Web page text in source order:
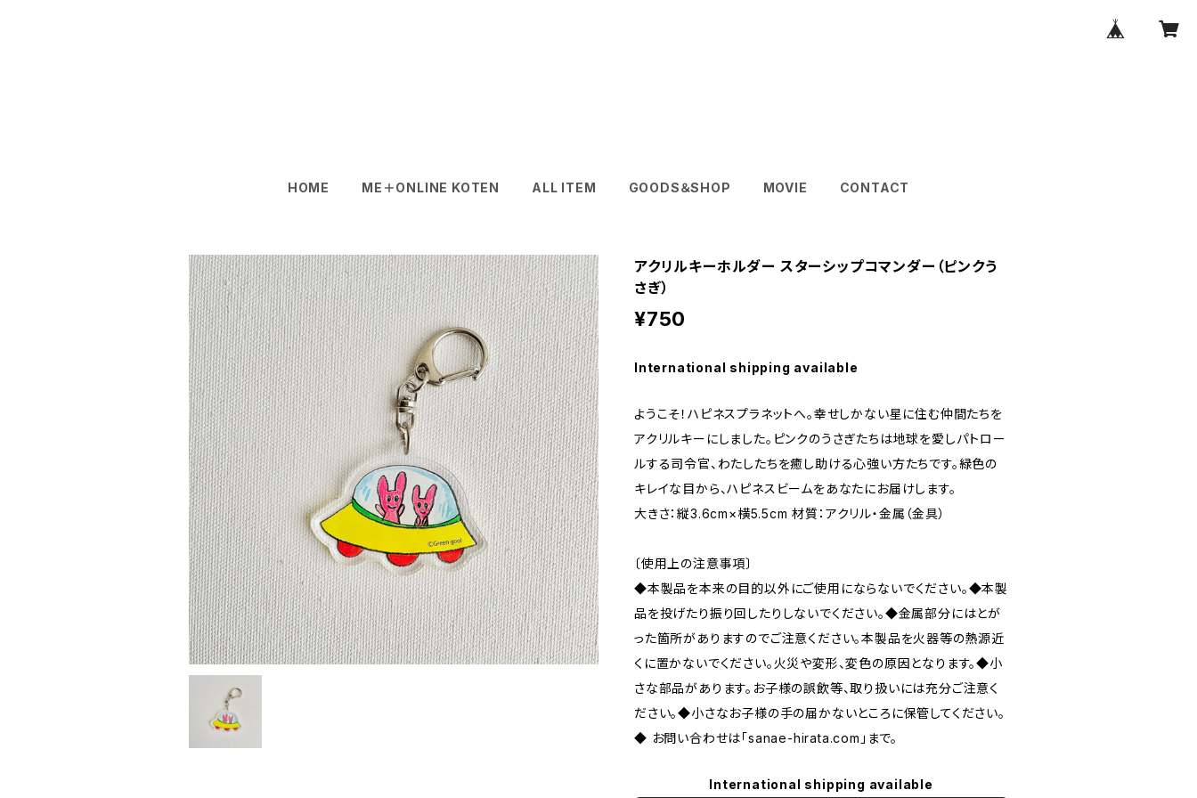
HOME ME＋ONLINE KOTEN ALL ITEM GOODS＆SHOP MOVIE CONTACT
アクリルキーホルダー スターシップコマンダー（ピンクう
さぎ）
¥750
International shipping available
ようこそ！ハピネスプラネットへ。幸せしかない星に住む仲間たちを
アクリルキーにしました。ピンクのうさぎたちは地球を愛しパトロー
ルする司令官、わたしたちを癒し助ける心強い方たちです。緑色の
キレイな目から、ハピネスビームをあなたにお届けします。
大きさ：縦3.6cm×横5.5cm 材質：アクリル・金属（金具）
〔使用上の注意事項〕
◆本製品を本来の目的以外にご使用にならないでください。◆本製
品を投げたり振り回したりしないでください。◆金属部分にはとが
った箇所がありますのでご注意ください。本製品を火器等の熱源近
くに置かないでください。火災や変形、変色の原因となります。◆小
さな部品があります。お子様の誤飲等、取り扱いには充分ご注意く
ださい。◆小さなお子様の手の届かないところに保管してください。
◆ お問い合わせは「sanae-hirata.com」まで。
International shipping available